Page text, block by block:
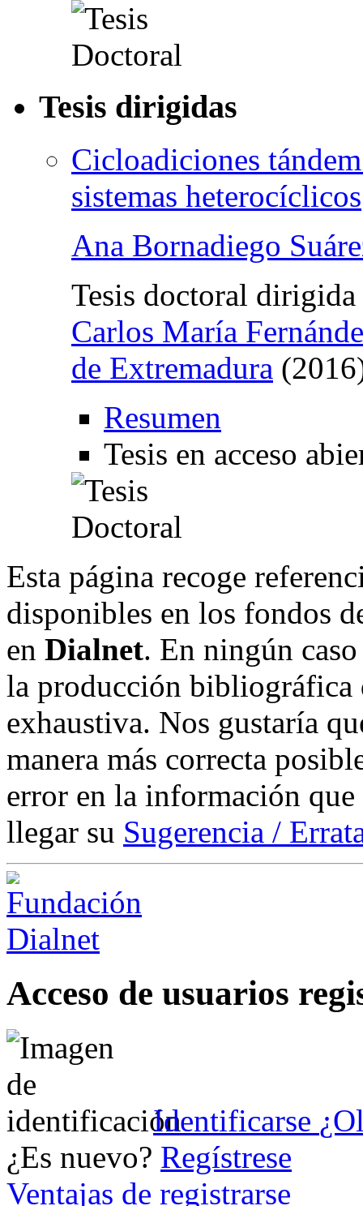
Tesis dirigidas
Cicloadiciones
sistemas heterocíclicos
Ana Bornadiego
Tesis doctoral
Carlos María
de Extremadura
Resumen
Tesis en acceso
Esta página recoge
disponibles en los fondos
en Dialnet. En ningún
la producción bibliográfica
exhaustiva. Nos gustaría
manera más correcta
error en la información
llegar su Sugerencia /
Acceso de usuarios
Identificarse
¿Es nuevo? Regístrese
Ventajas de registrarse